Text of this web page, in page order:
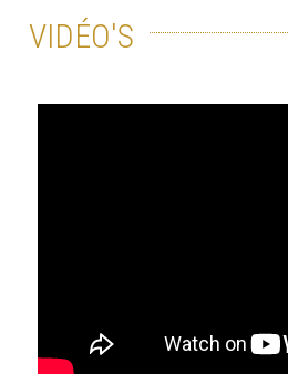
VIDÉO'S